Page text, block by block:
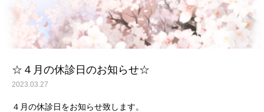
スタッフ日記
暑中お見舞い申し上げま
す！
スタッフ日記
☆プチごほうび☆
☆４月の休診日のお知らせ☆
2023.03.27
４月の休診日をお知らせ致します。